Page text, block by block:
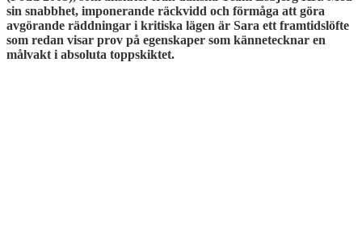
sin snabbhet, imponerande räckvidd och förmåga att göra
avgörande räddningar i kritiska lägen är Sara ett framtidslöfte
som redan visar prov på egenskaper som kännetecknar en
målvakt i absoluta toppskiktet.